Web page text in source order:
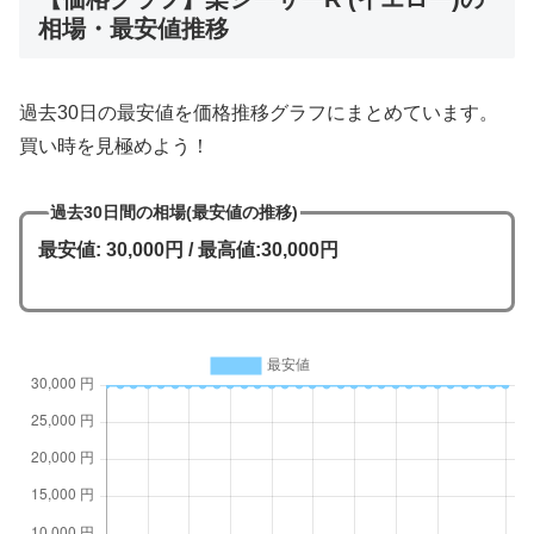
相場・最安値推移
過去30日の最安値を価格推移グラフにまとめています。
買い時を見極めよう！
過去30日間の相場(最安値の推移)
最安値: 30,000円 / 最高値:30,000円